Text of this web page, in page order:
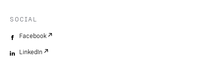
SOCIAL
Facebook
LinkedIn